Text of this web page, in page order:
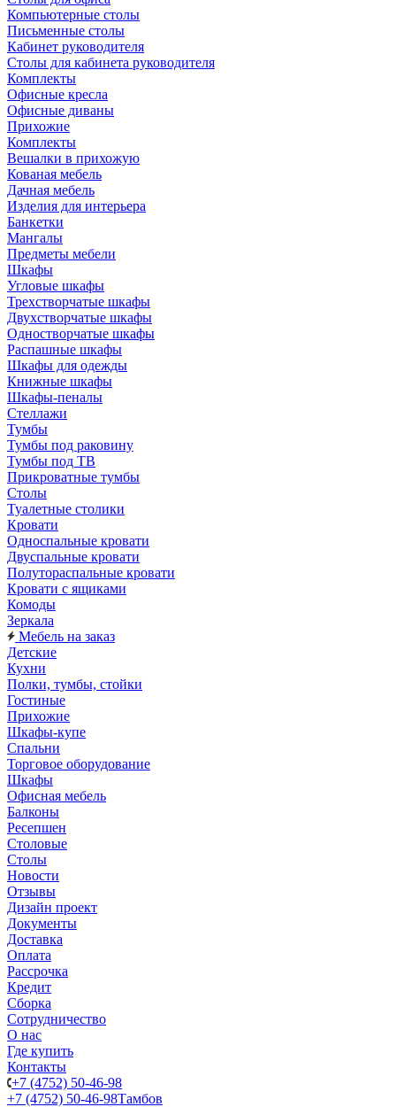
Компьютерные столы
Письменные столы
Кабинет руководителя
Столы для кабинета руководителя
Комплекты
Офисные кресла
Офисные диваны
Прихожие
Комплекты
Вешалки в прихожую
Кованая мебель
Дачная мебель
Изделия для интерьера
Банкетки
Мангалы
Предметы мебели
Шкафы
Угловые шкафы
Трехстворчатые шкафы
Двухстворчатые шкафы
Одностворчатые шкафы
Распашные шкафы
Шкафы для одежды
Книжные шкафы
Шкафы-пеналы
Стеллажи
Тумбы
Тумбы под раковину
Тумбы под ТВ
Прикроватные тумбы
Столы
Туалетные столики
Кровати
Односпальные кровати
Двуспальные кровати
Полутораспальные кровати
Кровати с ящиками
Комоды
Зеркала
Мебель на заказ
Детские
Кухни
Полки, тумбы, стойки
Гостиные
Прихожие
Шкафы-купе
Спальни
Торговое оборудование
Шкафы
Офисная мебель
Балконы
Ресепшен
Столовые
Столы
Новости
Отзывы
Дизайн проект
Документы
Доставка
Оплата
Рассрочка
Кредит
Сборка
Сотрудничество
О нас
Где купить
Контакты
+7 (4752) 50-46-98
+7 (4752) 50-46-98Тамбов